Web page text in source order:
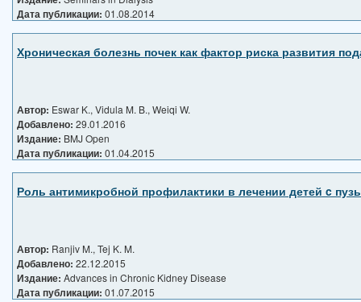
Дата публикации: 01.08.2014
Хроническая болезнь почек как фактор риска развития
Автор: Eswar K., Vidula M. B., Weiqi W.
Добавлено: 29.01.2016
Издание: BMJ Open
Дата публикации: 01.04.2015
Роль антимикробной профилактики в лечении детей c
Автор: Ranjiv M., Tej K. M.
Добавлено: 22.12.2015
Издание: Advances in Chronic Kidney Disease
Дата публикации: 01.07.2015